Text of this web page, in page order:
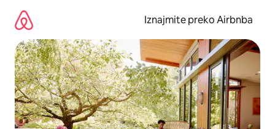
sadržaj
Iznajmite preko Airbnba